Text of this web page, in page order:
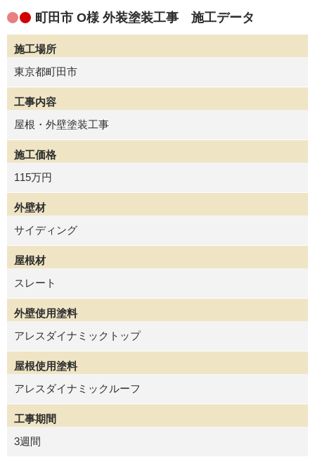
町田市 O様 外装塗装工事 施工データ
施工場所
東京都町田市
工事内容
屋根・外壁塗装工事
施工価格
115万円
外壁材
サイディング
屋根材
スレート
外壁使用塗料
アレスダイナミックトップ
屋根使用塗料
アレスダイナミックルーフ
工事期間
3週間